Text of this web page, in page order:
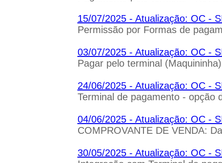
15/07/2025 - Atualização: OC -
Permissão por Formas de
03/07/2025 - Atualização: OC -
Pagar pelo terminal
24/06/2025 - Atualização: OC -
Terminal de pagamento - opção
04/06/2025 - Atualização: OC -
COMPROVANTE DE VENDA:
30/05/2025 - Atualização: OC -